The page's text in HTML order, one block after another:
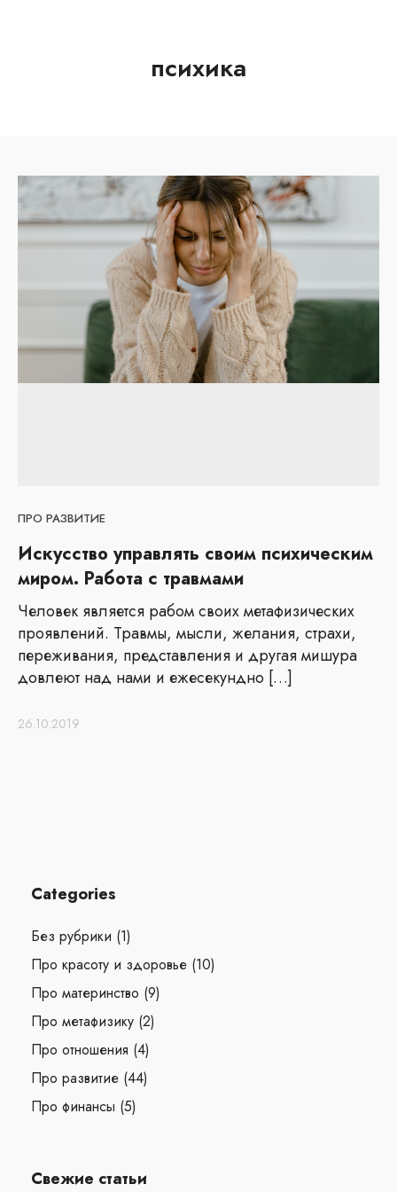
психика
ПРО РАЗВИТИЕ
Искусство управлять своим психическим
миром. Работа с травмами
Человек является рабом своих метафизических
проявлений. Травмы, мысли, желания, страхи,
переживания, представления и другая мишура
довлеют над нами и ежесекундно […]
26.10.2019
Categories
Без рубрики (1)
Про красоту и здоровье (10)
Про материнство (9)
Про метафизику (2)
Про отношения (4)
Про развитие (44)
Про финансы (5)
Свежие статьи